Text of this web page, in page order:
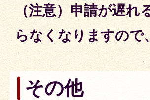
（注意）申請が遅れ
らなくなりますので
その他